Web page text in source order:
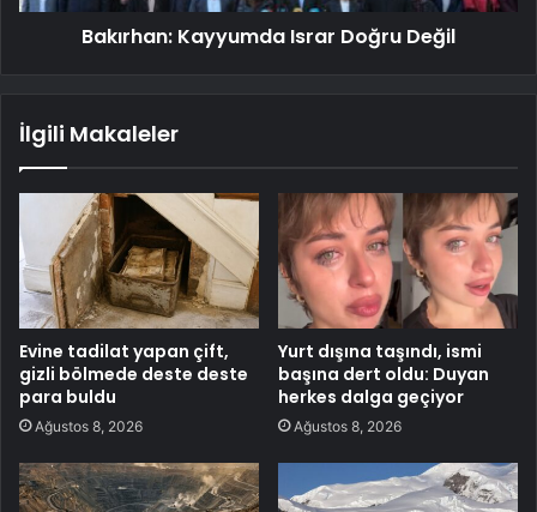
Bakırhan: Kayyumda Israr Doğru Değil
İlgili Makaleler
Evine tadilat yapan çift,
gizli bölmede deste deste
para buldu
Ağustos 8, 2026
Yurt dışına taşındı, ismi
başına dert oldu: Duyan
herkes dalga geçiyor
Ağustos 8, 2026